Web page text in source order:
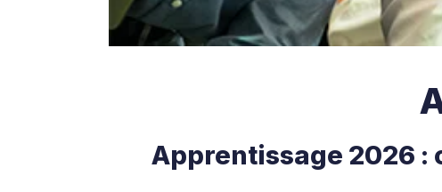
Apprentissage 2026 :